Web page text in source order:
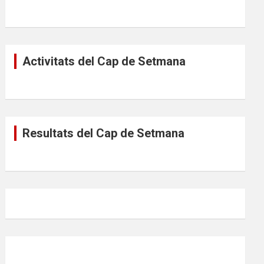
Activitats del Cap de Setmana
Resultats del Cap de Setmana